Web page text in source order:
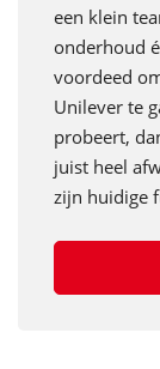
een klein
onderhoud
voordeed
Unilever te
probeert,
juist heel
zijn huidige